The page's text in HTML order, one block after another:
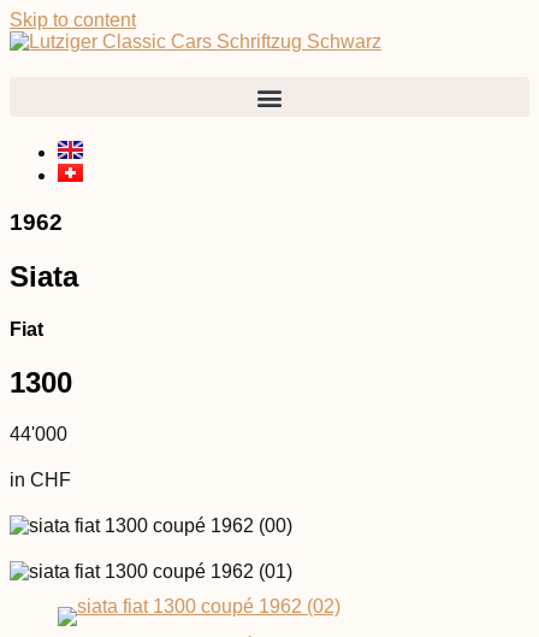
Skip to content
1962
Siata
Fiat
1300
44'000
in CHF